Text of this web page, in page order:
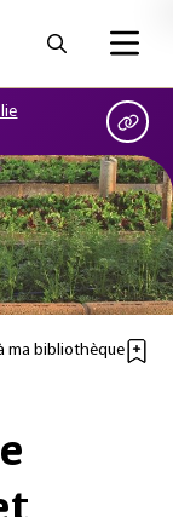
ma bibliothèque